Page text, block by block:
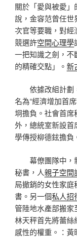
關於「愛與被愛
說，金容范曾任
次官等要職，對經
競選許空間心理學
一把知識之劍，
的精確交點」。 新
依據改組計劃
名為“經濟增加首
坰擔負。社會首
外，總統室新設
學傳授柳德鉉擔負
幕僚團隊中，
秘書，人親子空間
局撤銷的女性家
書。另一個私人招
管陸地水產部搬
林天秤首先將蕾絲
感性的權重。：黃